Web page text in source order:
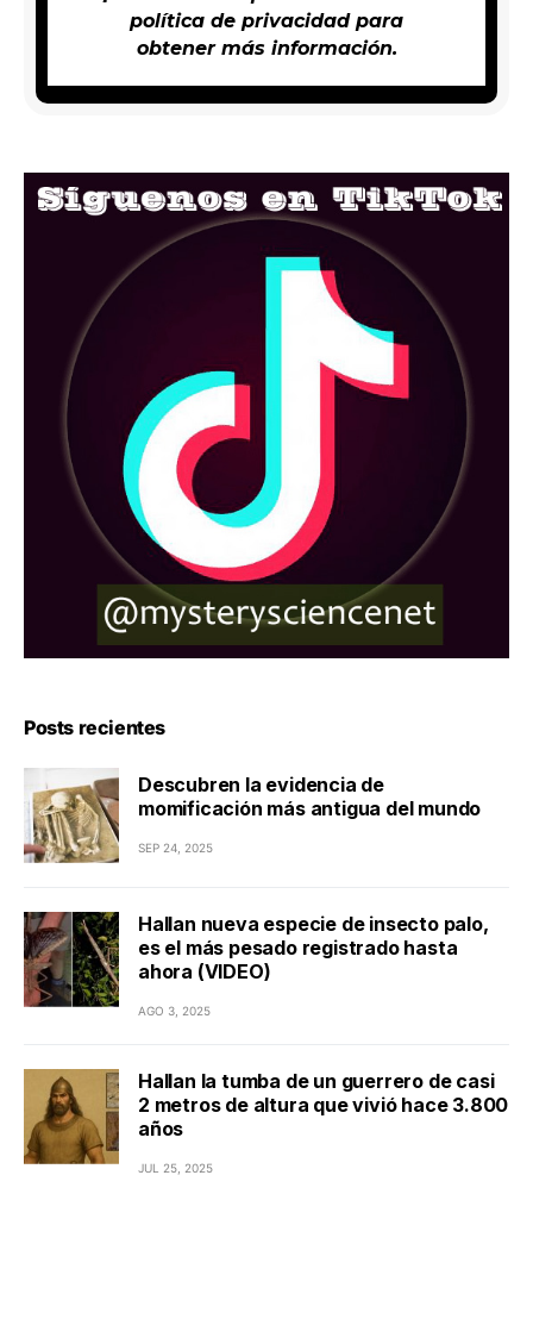
política de privacidadpara
obtener más información.
Posts recientes
Descubren la evidencia de
momificación más antigua del mundo
SEP 24, 2025
Hallan nueva especie de insecto palo,
es el más pesado registrado hasta
ahora (VIDEO)
AGO 3, 2025
Hallan la tumba de un guerrero de casi
2 metros de altura que vivió hace 3.800
años
JUL 25, 2025